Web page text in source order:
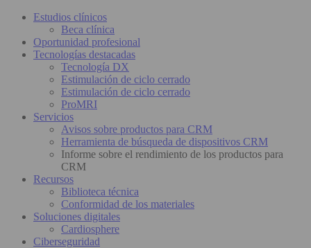
Estudios clínicos
Beca clínica
Oportunidad profesional
Tecnologías destacadas
Tecnología DX
Estimulación de ciclo cerrado
Estimulación de ciclo cerrado
ProMRI
Servicios
Avisos sobre productos para CRM
Herramienta de búsqueda de dispositivos CRM
Informe sobre el rendimiento de los productos para
CRM
Recursos
Biblioteca técnica
Conformidad de los materiales
Soluciones digitales
Cardiosphere
Ciberseguridad